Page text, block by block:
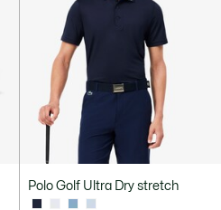
Polo Golf Ultra Dry stretch